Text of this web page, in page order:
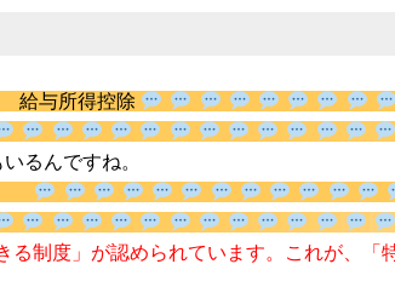
給与所得控除
方もいるんですね。
きる制度」が認められています。これが